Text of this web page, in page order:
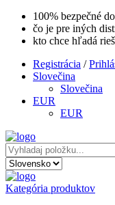
100% bezpečné
čo je pre iných
kto chce hľadá
Registrácia /
Slovečina
Slovečina
EUR
EUR
Kategória produktov